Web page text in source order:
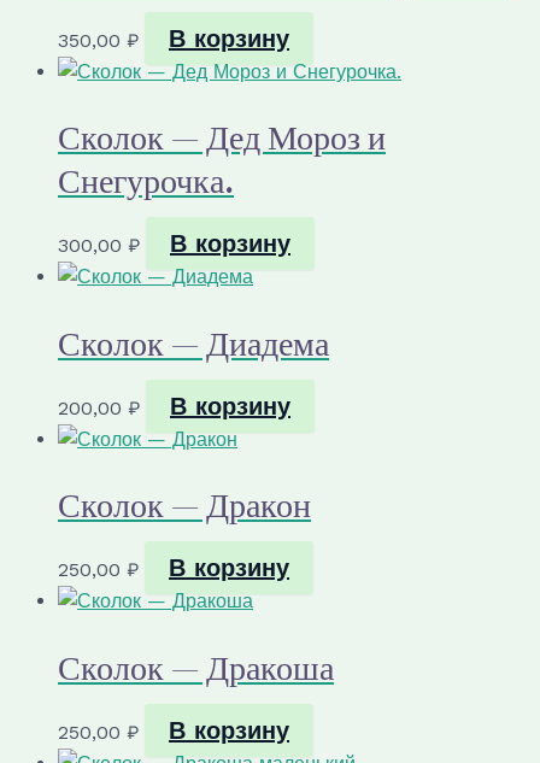
350,00 ₽ В корзину
Сколок — Дед Мороз и
Снегурочка.
300,00 ₽ В корзину
Сколок — Диадема
200,00 ₽ В корзину
Сколок — Дракон
250,00 ₽ В корзину
Сколок — Дракоша
250,00 ₽ В корзину